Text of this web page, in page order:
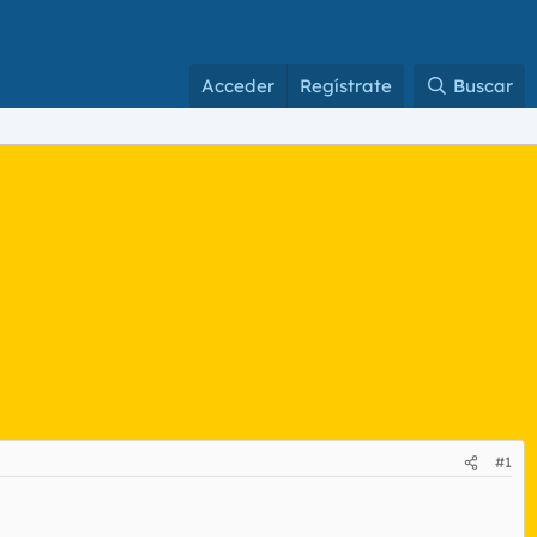
Acceder Regístrate Buscar
#1